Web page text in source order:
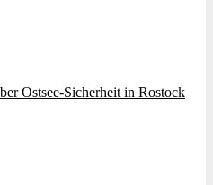
Ostsee-Sicherheit in Rostock